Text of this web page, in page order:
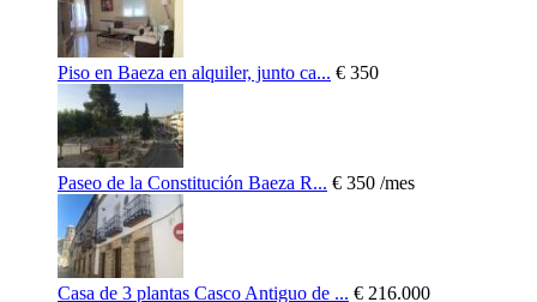
Piso en Baeza en alquiler, junto ca... € 350
Paseo de la Constitución Baeza R... € 350 /mes
Casa de 3 plantas Casco Antiguo de ... € 216.000